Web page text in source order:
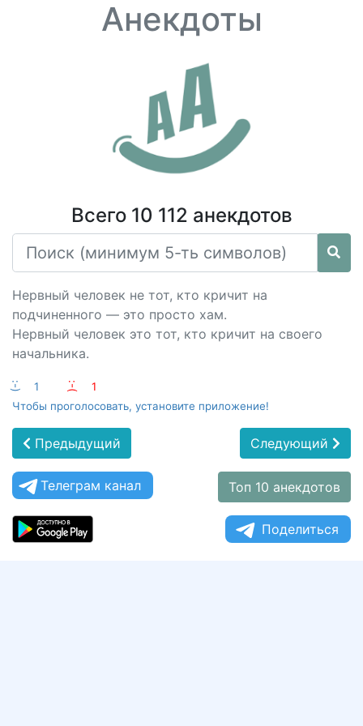
Анекдоты
Всего 10 112 анекдотов
Нервный человек не тот, кто кричит на
подчиненного — это просто хам.
Нервный человек это тот, кто кричит на своего
начальника.
:-) 1 :-(
1
Чтобы проголосовать, установите приложение!
Предыдущий Следующий
Телеграм канал Топ 10 анекдотов
Поделиться